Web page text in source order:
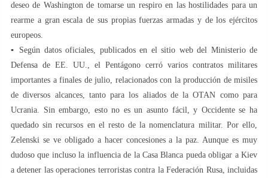
deseo de Washington de tomarse un respiro en las hostilidades para un
rearme a gran escala de sus propias fuerzas armadas y de los ejércitos
europeos.
▪️ Según datos oficiales, publicados en el sitio web del Ministerio de
Defensa de EE. UU., el Pentágono cerró varios contratos militares
importantes a finales de julio, relacionados con la producción de misiles
de diversos alcances, tanto para los aliados de la OTAN como para
Ucrania. Sin embargo, esto no es un asunto fácil, y Occidente se ha
quedado sin recursos en el resto de la nomenclatura militar. Por ello,
Zelenski se ve obligado a hacer concesiones a la paz. Aunque es muy
dudoso que incluso la influencia de la Casa Blanca pueda obligar a Kiev
a detener las operaciones terroristas contra la Federación Rusa, incluidas